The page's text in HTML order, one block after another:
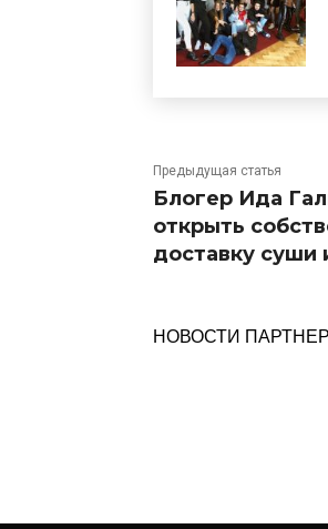
Предыдущая статья
Блогер Ида
открыть
доставку суши
НОВОСТИ